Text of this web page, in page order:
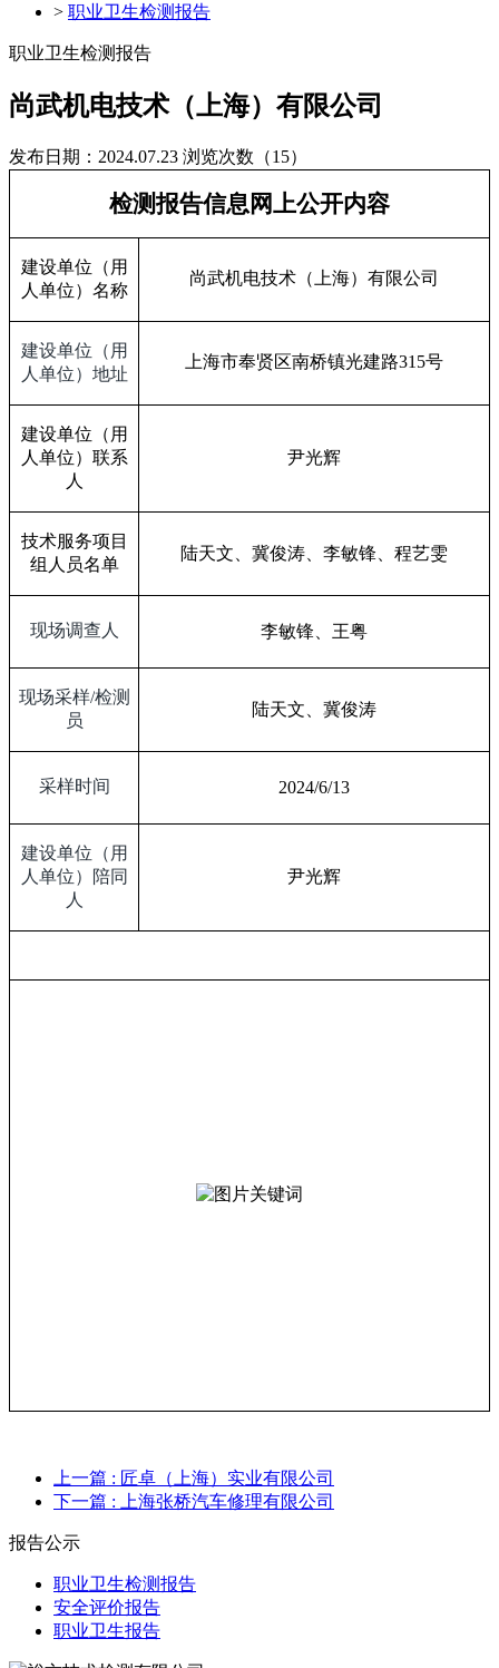
> 职业卫生检测报告
职业卫生检测报告
尚武机电技术（上海）有限公司
发布日期：2024.07.23 浏览次数（15）
检测报告信息网上公开内容
建设单位（用
人单位）名称
尚武机电技术（上海）有限公司
建设单位（用
人单位）地址
上海市奉贤区南桥镇光建路315号
建设单位（用
人单位）联系
人
尹光辉
技术服务项目
组人员名单
陆天文、冀俊涛、李敏锋、程艺雯
现场调查人 李敏锋、王粤
现场采样/检测
员
陆天文、冀俊涛
采样时间 2024/6/13
建设单位（用
人单位）陪同
人
尹光辉
上一篇 : 匠卓（上海）实业有限公司
下一篇 : 上海张桥汽车修理有限公司
报告公示
职业卫生检测报告
安全评价报告
职业卫生报告